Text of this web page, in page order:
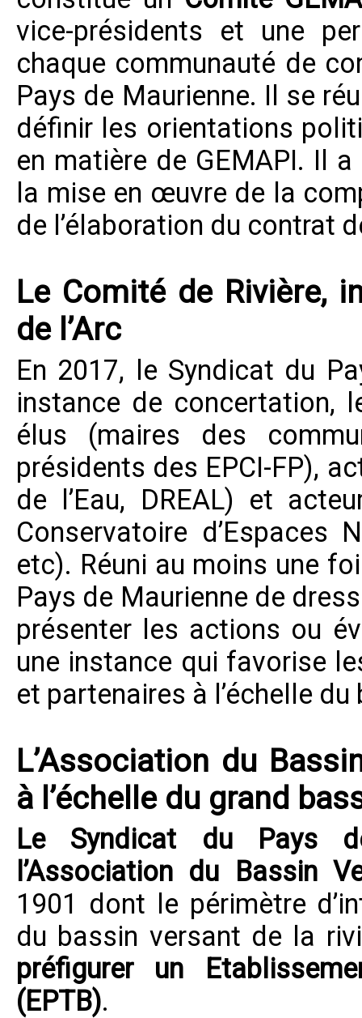
vice-présidents et une
chaque communauté de
Pays de Maurienne. Il se
définir les orientations
en matière de GEMAPI. Il
la mise en œuvre de la
de l’élaboration du contrat
Le Comité de Rivière,
de l’Arc
En 2017, le Syndicat du
instance de concertation,
élus (maires des
présidents des EPCI-FP),
de l’Eau, DREAL) et
Conservatoire d’Espaces
etc). Réuni au moins une
Pays de Mauriennede
présenter les actions ou
une instance qui favorise
et partenaires à l’échelle du
L’Association du
à l’échelle du grand
Le Syndicat du Pays
l’Association du Bassin
1901 dont le périmètre
du bassin versant de la
préfigurer un
(EPTB).